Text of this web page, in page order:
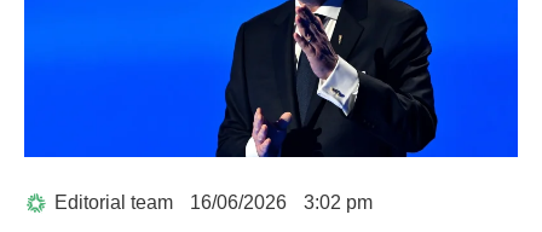
Editorial team 16/06/2026 3:02 pm